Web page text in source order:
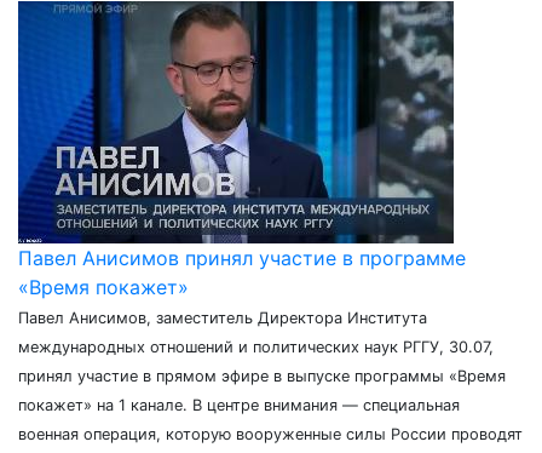
Павел Анисимов принял участие в программе
«Время покажет»
Павел Анисимов, заместитель Директора Института
международных отношений и политических наук РГГУ, 30.07,
принял участие в прямом эфире в выпуске программы «Время
покажет» на 1 канале. В центре внимания — специальная
военная операция, которую вооруженные силы России проводят